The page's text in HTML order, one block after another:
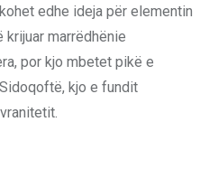
edhe ideja për elementin
marrëdhënie
por kjo mbetet pikë e
kjo e fundit